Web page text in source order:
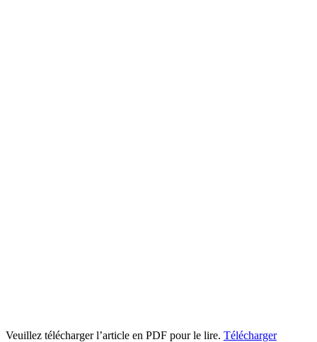
Veuillez télécharger l’article en PDF pour le lire. Télécharger